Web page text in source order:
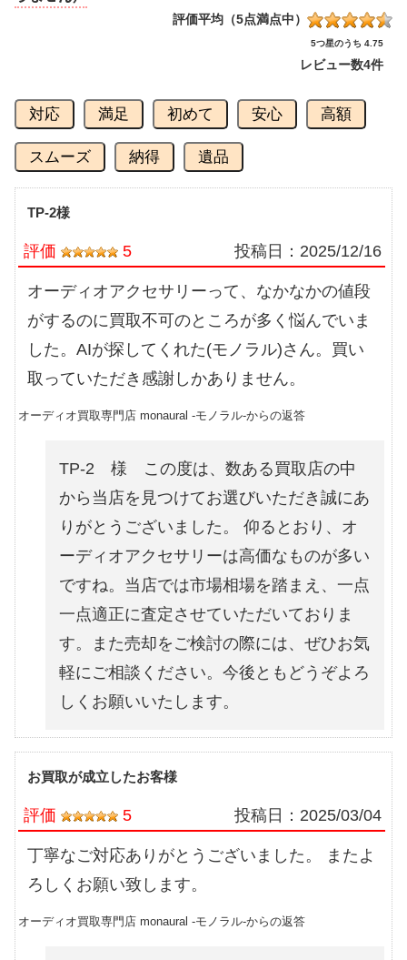
評価平均（5点満点中）
5つ星のうち 4.75
レビュー数4件
対応 満足 初めて 安心 高額
スムーズ 納得 遺品
TP-2様
評価 5 投稿日： 2025/12/16
オーディオアクセサリーって、なかなかの値段
がするのに買取不可のところが多く悩んでいま
した。AIが探してくれた(モノラル)さん。買い
取っていただき感謝しかありません。
オーディオ買取専門店 monaural -モノラル-からの返答
TP-2 様 この度は、数ある買取店の中
から当店を見つけてお選びいただき誠にあ
りがとうございました。 仰るとおり、オ
ーディオアクセサリーは高価なものが多い
ですね。当店では市場相場を踏まえ、一点
一点適正に査定させていただいておりま
す。また売却をご検討の際には、ぜひお気
軽にご相談ください。今後ともどうぞよろ
しくお願いいたします。
お買取が成立したお客様
評価 5 投稿日： 2025/03/04
丁寧なご対応ありがとうございました。 またよ
ろしくお願い致します。
オーディオ買取専門店 monaural -モノラル-からの返答